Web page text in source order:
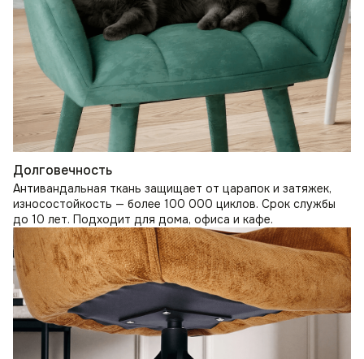
Долговечность
Антивандальная ткань защищает от царапок и затяжек,
износостойкость — более 100 000 циклов. Срок службы
до 10 лет. Подходит для дома, офиса и кафе.